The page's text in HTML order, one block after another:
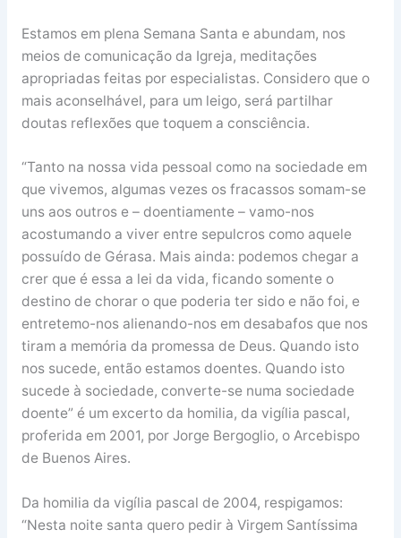
Estamos em plena Semana Santa e abundam, nos
meios de comunicação da Igreja, meditações
apropriadas feitas por especialistas. Considero que o
mais aconselhável, para um leigo, será partilhar
doutas reflexões que toquem a consciência.
“Tanto na nossa vida pessoal como na sociedade em
que vivemos, algumas vezes os fracassos somam-se
uns aos outros e – doentiamente – vamo-nos
acostumando a viver entre sepulcros como aquele
possuído de Gérasa. Mais ainda: podemos chegar a
crer que é essa a lei da vida, ficando somente o
destino de chorar o que poderia ter sido e não foi, e
entretemo-nos alienando-nos em desabafos que nos
tiram a memória da promessa de Deus. Quando isto
nos sucede, então estamos doentes. Quando isto
sucede à sociedade, converte-se numa sociedade
doente” é um excerto da homilia, da vigília pascal,
proferida em 2001, por Jorge Bergoglio, o Arcebispo
de Buenos Aires.
Da homilia da vigília pascal de 2004, respigamos:
“Nesta noite santa quero pedir à Virgem Santíssima